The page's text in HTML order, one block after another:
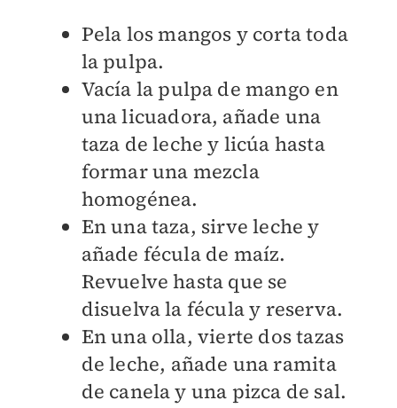
Pela los mangos y corta toda
la pulpa.
Vacía la pulpa de mango en
una licuadora, añade una
taza de leche y licúa hasta
formar una mezcla
homogénea.
En una taza, sirve leche y
añade fécula de maíz.
Revuelve hasta que se
disuelva la fécula y reserva.
En una olla, vierte dos tazas
de leche, añade una ramita
de canela y una pizca de sal.